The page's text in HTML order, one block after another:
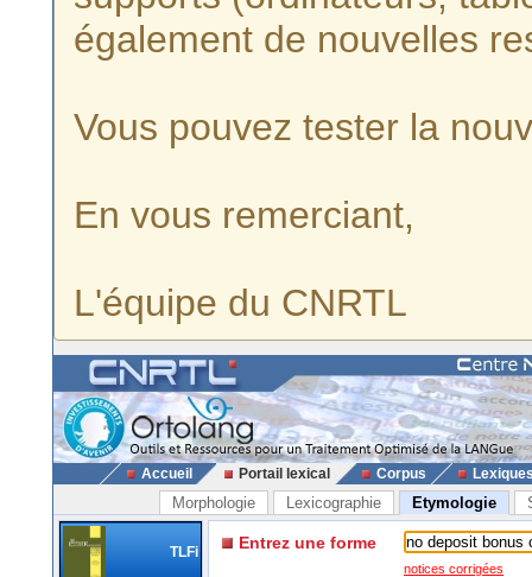
également de nouvelles
Vous pouvez tester la
En vous remerciant,
L'équipe du CNRTL
Accueil Portail lexical Corpus
Morphologie Lexicographie Etymologie
TLFi Entrez une forme
notices corrigées